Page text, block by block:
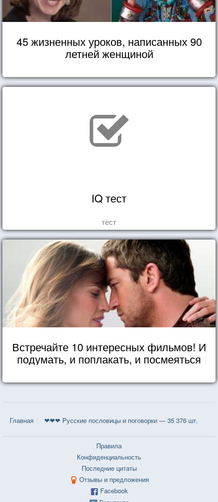
45 жизненных уроков, написанных 90
летней женщиной
IQ тест
тест
Встречайте 10 интересных фильмов! И
подумать, и поплакать, и посмеяться
Главная ❤❤❤ Русские пословицы и поговорки — 35 376 шт.
Правила
Конфиденциальность
Последние цитаты
Отзывы и предложения
Facebook